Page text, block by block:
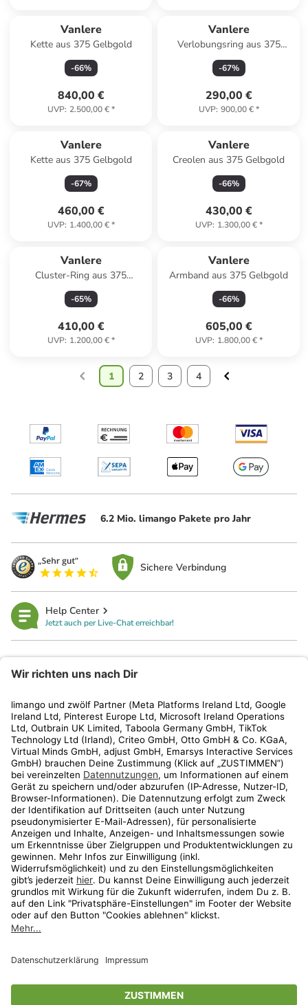
Vanlere
Kette aus 375 Gelbgold
-66%
840,00 €
UVP: 2.500,00 €*
Vanlere
Verlobungsring aus 375
Gelbgold mit Zirkonia
-67%
290,00 €
UVP: 900,00 €*
Vanlere
Kette aus 375 Gelbgold
-67%
460,00 €
UVP: 1.400,00 €*
Vanlere
Creolen aus 375 Gelbgold
-66%
430,00 €
UVP: 1.300,00 €*
Vanlere
Cluster-Ring aus 375
Gelbgold mit Zirkonia mit
Saphir
-65%
410,00 €
UVP: 1.200,00 €*
Vanlere
Armband aus 375 Gelbgold
-66%
605,00 €
UVP: 1.800,00 €*
1 2 3 4
6.2 Mio. limango Pakete pro Jahr
Sichere Verbindung
Help Center
Jetzt auch per Live-Chat erreichbar!
Kundenservice
Shop
Aktionen
Travel